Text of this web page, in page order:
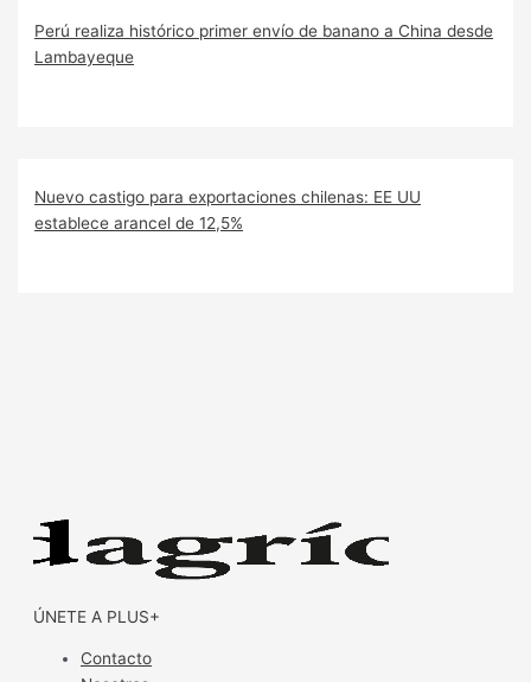
Perú realiza histórico primer envío de banano a China desde
Lambayeque
Nuevo castigo para exportaciones chilenas: EE UU
establece arancel de 12,5%
ÚNETE A PLUS+
Contacto